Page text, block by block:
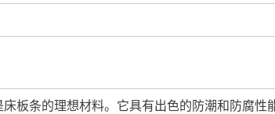
板条的理想材料。它具有出色的防潮和防腐性